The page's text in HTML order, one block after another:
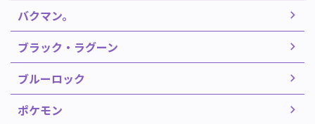
バクマン。
ブラック・ラグーン
ブルーロック
ポケモン